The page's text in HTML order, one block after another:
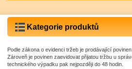
Kategorie produktů
Podle zákona o evidenci tržeb je prodávající
Zároveň je povinen zaevidovat přijatou tržbu u
technického výpadku pak nejpozději do 48 hodin.